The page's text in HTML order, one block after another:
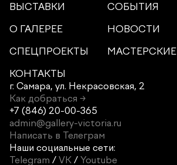
ВЫСТАВКИ
СОБЫТИЯ
О ГАЛЕРЕЕ
НОВОСТИ
СПЕЦПРОЕКТЫ
МАСТЕРСКИЕ
КОНТАКТЫ
г. Самара, ул. Некрасовская, 2
Как добраться →
+7 (846) 20-00-365
admin@gallery-victoria.ru
Написать в Телеграм
Наши социальные сети:
Telegram / VK / Youtube